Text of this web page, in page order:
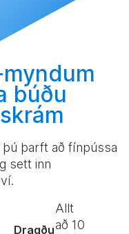
myndum
búðu
þú þarft að fínpússa
sett inn
Dragðu
Allt
að 10